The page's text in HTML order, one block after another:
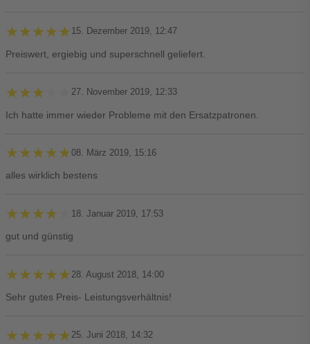
★★★★★
★★★★★ 15. Dezember 2019, 12:47
Preiswert, ergiebig und superschnell geliefert.
★★★★★
★★★★★ 27. November 2019, 12:33
Ich hatte immer wieder Probleme mit den Ersatzpatronen.
★★★★★
★★★★★08. März 2019, 15:16
alles wirklich bestens
★★★★★
★★★★★ 18. Januar 2019, 17:53
gut und günstig
★★★★★
★★★★★ 28. August 2018, 14:00
Sehr gutes Preis- Leistungsverhältnis!
★★★★★
★★★★★ 25. Juni 2018, 14:32